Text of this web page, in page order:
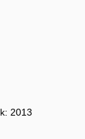
2013